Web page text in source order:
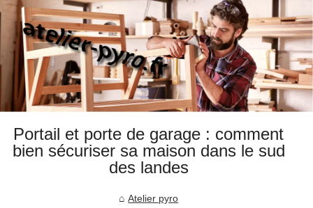
Portail et porte de garage : comment
bien sécuriser sa maison dans le sud
des landes
Atelier pyro